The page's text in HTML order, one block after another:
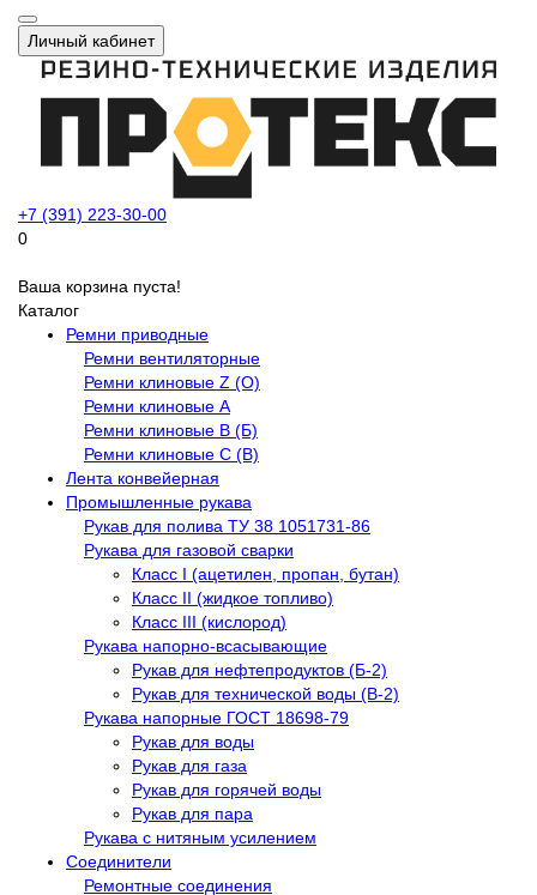
Личный кабинет
+7 (391) 223-30-00
0
Ваша корзина пуста!
Каталог
Ремни приводные
Ремни вентиляторные
Ремни клиновые Z (О)
Ремни клиновые А
Ремни клиновые В (Б)
Ремни клиновые С (В)
Лента конвейерная
Промышленные рукава
Рукав для полива ТУ 38 1051731-86
Рукава для газовой сварки
Класс I (ацетилен, пропан, бутан)
Класс II (жидкое топливо)
Класс III (кислород)
Рукава напорно-всасывающие
Рукав для нефтепродуктов (Б-2)
Рукав для технической воды (В-2)
Рукава напорные ГОСТ 18698-79
Рукав для воды
Рукав для газа
Рукав для горячей воды
Рукав для пара
Рукава с нитяным усилением
Соединители
Ремонтные соединения